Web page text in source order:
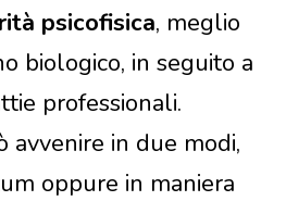
psicofisica, meglio
biologico, in seguito a
professionali.
avvenire in due modi,
oppure in maniera